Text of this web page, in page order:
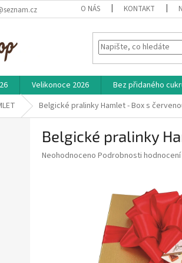
O NÁS KONTAKT
Velikonoce 2026 Bez přidaného
Belgické pralinky Hamlet - Box s
Belgické pralinky
Průměrné
Neohodnoceno Podrobnosti hodnocení